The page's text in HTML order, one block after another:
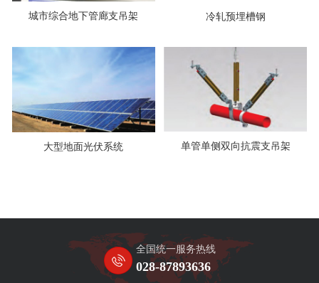
城市综合地下管廊支吊架 冷轧预埋槽钢
大型地面光伏系统 单管单侧双向抗震支吊架
全国统一服务热线
028-87893636